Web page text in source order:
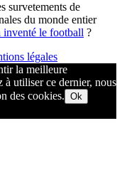
survetements de
du monde entier
inventé le football ?​
légales
la meilleure
à utiliser ce dernier, nous
des cookies. Ok